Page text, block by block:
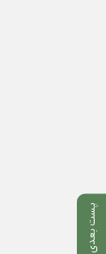
پست بعدی